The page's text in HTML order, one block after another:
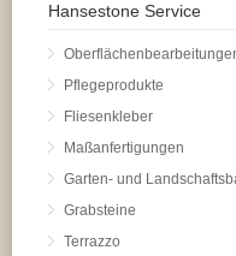
Hansestone Service
Pflegeprodukte
Fliesenkleber
Maßanfertigungen
Garten- und
Grabsteine
Terrazzo